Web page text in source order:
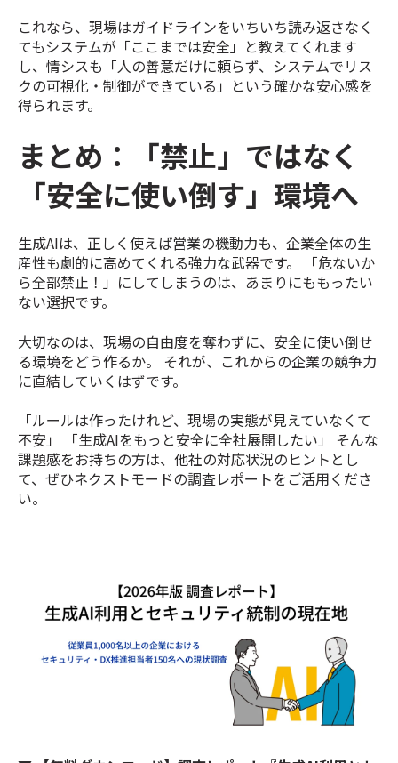
これなら、現場はガイドラインをいちいち読み返さなく
てもシステムが「ここまでは安全」と教えてくれます
し、情シスも「人の善意だけに頼らず、システムでリス
クの可視化・制御ができている」という確かな安心感を
得られます。
まとめ：「禁止」ではなく
「安全に使い倒す」環境へ
生成AIは、正しく使えば営業の機動力も、企業全体の生
産性も劇的に高めてくれる強力な武器です。 「危ないか
ら全部禁止！」にしてしまうのは、あまりにももったい
ない選択です。
大切なのは、現場の自由度を奪わずに、安全に使い倒せ
る環境をどう作るか。 それが、これからの企業の競争力
に直結していくはずです。
「ルールは作ったけれど、現場の実態が見えていなくて
不安」 「生成AIをもっと安全に全社展開したい」 そんな
課題感をお持ちの方は、他社の対応状況のヒントとし
て、ぜひネクストモードの調査レポートをご活用くださ
い。